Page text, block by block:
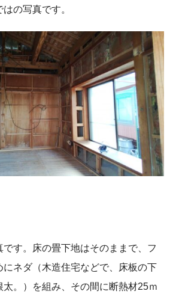
の写真です。
です。床の畳下地はそのままで、フ
にネダ（木造住宅などで、床板の下
。）を組み、その間に断熱材25ｍ